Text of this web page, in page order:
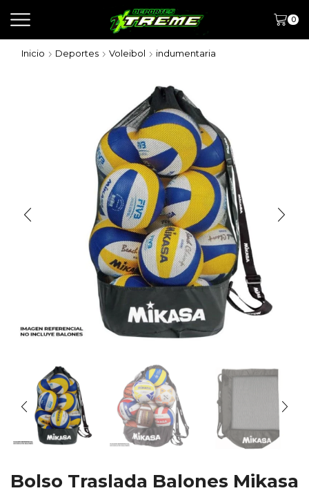
0
Inicio Deportes Voleibol indumentaria
Bolso Traslada Balones Mikasa